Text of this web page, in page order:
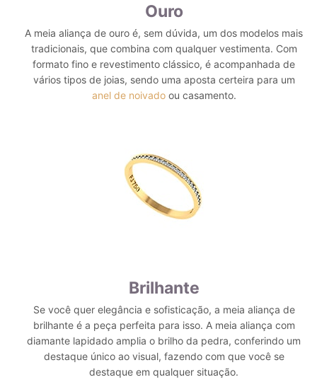
Ouro
A meia aliança de ouro é, sem dúvida, um dos modelos mais
tradicionais, que combina com qualquer vestimenta. Com
formato fino e revestimento clássico, é acompanhada de
vários tipos de joias, sendo uma aposta certeira para um
anel de noivadoou casamento.
Brilhante
Se você quer elegância e sofisticação, a meia aliança de
brilhante é a peça perfeita para isso. A meia aliança com
diamante lapidado amplia o brilho da pedra, conferindo um
destaque único ao visual, fazendo com que você se
destaque em qualquer situação.